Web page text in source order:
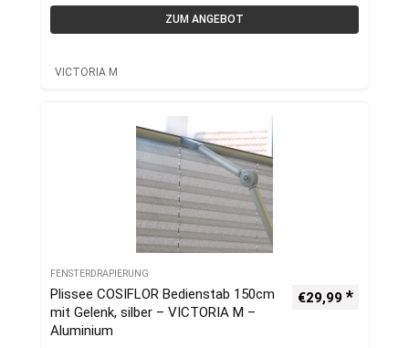
ZUM ANGEBOT
VICTORIA M
FENSTERDRAPIERUNG
Plissee COSIFLOR Bedienstab 150cm
mit Gelenk, silber – VICTORIA M –
Aluminium
€29,99